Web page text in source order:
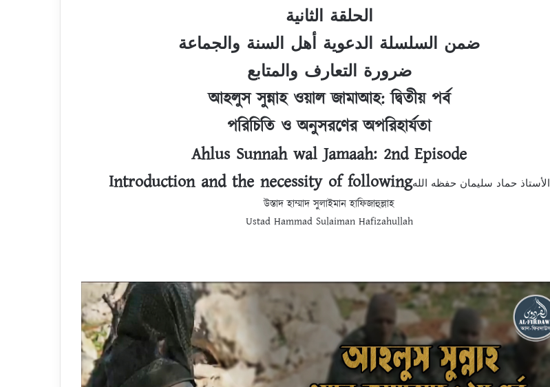
الحلقة الثانية
ضمن السلسلة الدعوية أهل السنة والجماعة
ضرورة التعارف والمتابع
আহলুস সুন্নাহ ওয়াল জামাআহ: দ্বিতীয় পর্ব
পরিচিতি ও অনুসরণের অপরিহার্যতা
Ahlus Sunnah wal Jamaah: 2nd Episode
Introduction and the necessity of followingالأستاذ حماد سليمان حفظه الله
উস্তাদ হাম্মাদ সুলাইমান হাফিজাহুল্লাহ
Ustad Hammad Sulaiman Hafizahullah